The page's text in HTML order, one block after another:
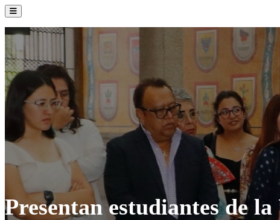
La Institución
Servicios
Comunidad UATx
Presentan estudiantes de